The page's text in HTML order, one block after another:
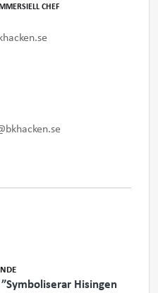
CHEF
Hisingen